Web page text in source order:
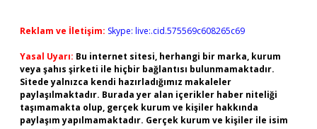
Reklam ve İletişim: Skype: live:.cid.575569c608265c69
Yasal Uyarı: Bu internet sitesi, herhangi bir marka, kurum
veya şahıs şirketi ile hiçbir bağlantısı bulunmamaktadır.
Sitede yalnızca kendi hazırladığımız makaleler
paylaşılmaktadır. Burada yer alan içerikler haber niteliği
taşımamakta olup, gerçek kurum ve kişiler hakkında
paylaşım yapılmamaktadır. Gerçek kurum ve kişiler ile isim